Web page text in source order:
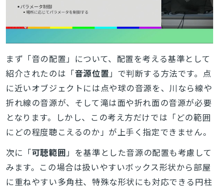
まず「音の配置」について、配置を考える基準として
紹介されたのは「音源位置」で判断する方法です。点
に近いオブジェクトには点や球の音源を、川なら線や
折れ線の音源が、そして滝は面や折れ面の音源が必要
となります。しかし、この考え方だけでは「どの範囲
にどの程度聴こえるのか」が上手く指定できません。
次に「可聴範囲」を基準とした音源の配置も考慮して
みます。この場合は扱いやすいボックス形状から部屋
に重ねやすい多角柱、特殊な形状にも対応できる円柱